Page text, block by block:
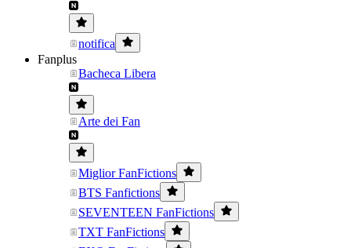
notifica
Fanplus
Bacheca Libera
Arte dei Fan
Miglior FanFictions
BTS Fanfictions
SEVENTEEN FanFictions
TXT FanFictions